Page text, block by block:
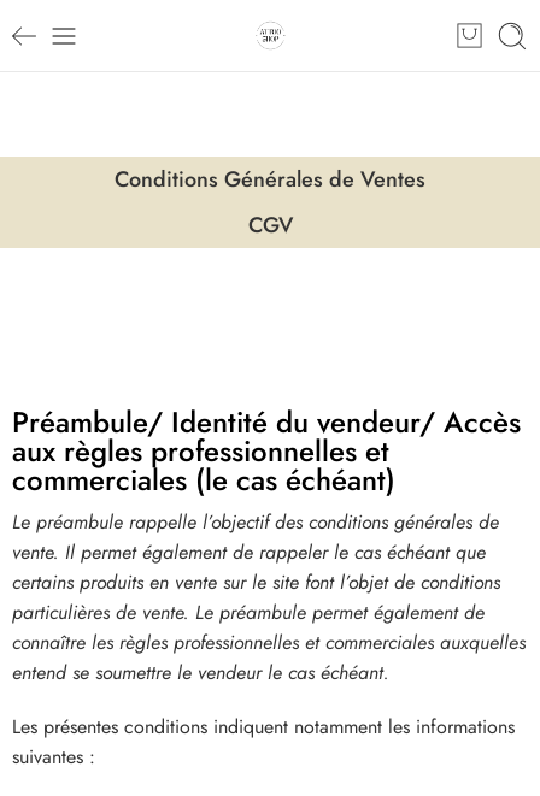
Conditions Générales de Ventes
CGV
Préambule/ Identité du vendeur/ Accès
aux règles professionnelles et
commerciales (le cas échéant)
Le préambule rappelle l’objectif des conditions générales de
vente. Il permet également de rappeler le cas échéant que
certains produits en vente sur le site font l’objet de conditions
particulières de vente. Le préambule permet également de
connaître les règles professionnelles et commerciales auxquelles
entend se soumettre le vendeur le cas échéant.
Les présentes conditions indiquent notamment les informations
suivantes :